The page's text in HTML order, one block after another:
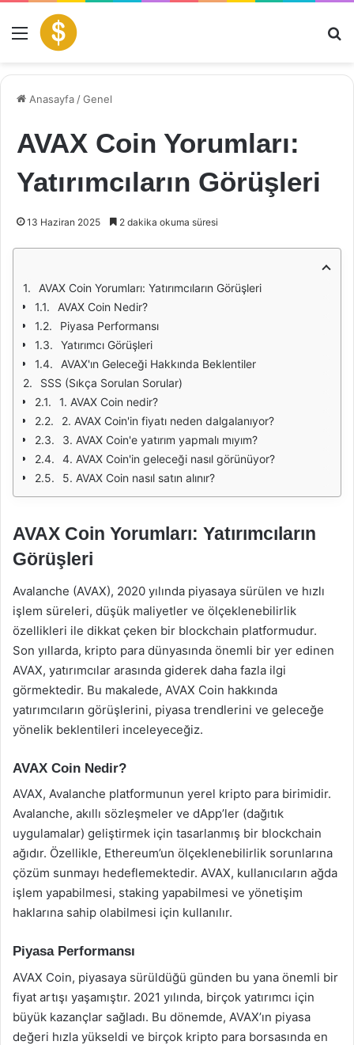
Menü
Anasayfa /Genel
AVAX Coin Yorumları:
Yatırımcıların Görüşleri
13 Haziran 2025 2 dakika okuma süresi
AVAX Coin Yorumları: Yatırımcıların Görüşleri
AVAX Coin Nedir?
Piyasa Performansı
Yatırımcı Görüşleri
AVAX'ın Geleceği Hakkında Beklentiler
SSS (Sıkça Sorulan Sorular)
1. AVAX Coin nedir?
2. AVAX Coin'in fiyatı neden dalgalanıyor?
3. AVAX Coin'e yatırım yapmalı mıyım?
4. AVAX Coin'in geleceği nasıl görünüyor?
5. AVAX Coin nasıl satın alınır?
AVAX Coin Yorumları: Yatırımcıların
Görüşleri
Avalanche (AVAX), 2020 yılında piyasaya sürülen ve hızlı
işlem süreleri, düşük maliyetler ve ölçeklenebilirlik
özellikleri ile dikkat çeken bir blockchain platformudur.
Son yıllarda, kripto para dünyasında önemli bir yer edinen
AVAX, yatırımcılar arasında giderek daha fazla ilgi
görmektedir. Bu makalede, AVAX Coin hakkında
yatırımcıların görüşlerini, piyasa trendlerini ve geleceğe
yönelik beklentileri inceleyeceğiz.
AVAX Coin Nedir?
AVAX, Avalanche platformunun yerel kripto para birimidir.
Avalanche, akıllı sözleşmeler ve dApp’ler (dağıtık
uygulamalar) geliştirmek için tasarlanmış bir blockchain
ağıdır. Özellikle, Ethereum’un ölçeklenebilirlik sorunlarına
çözüm sunmayı hedeflemektedir. AVAX, kullanıcıların ağda
işlem yapabilmesi, staking yapabilmesi ve yönetişim
haklarına sahip olabilmesi için kullanılır.
Piyasa Performansı
AVAX Coin, piyasaya sürüldüğü günden bu yana önemli bir
fiyat artışı yaşamıştır. 2021 yılında, birçok yatırımcı için
büyük kazançlar sağladı. Bu dönemde, AVAX’ın piyasa
değeri hızla yükseldi ve birçok kripto para borsasında en